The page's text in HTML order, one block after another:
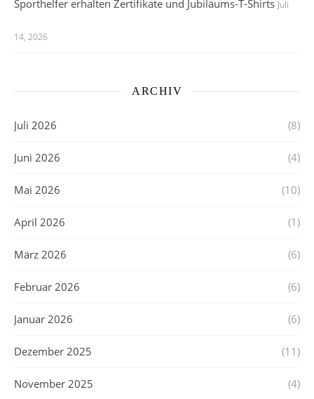
Sporthelfer erhalten Zertifikate und Jubiläums-T-Shirts Juli
14, 2026
ARCHIV
Juli 2026 (8)
Juni 2026 (4)
Mai 2026 (10)
April 2026 (1)
März 2026 (6)
Februar 2026 (6)
Januar 2026 (6)
Dezember 2025 (11)
November 2025 (4)